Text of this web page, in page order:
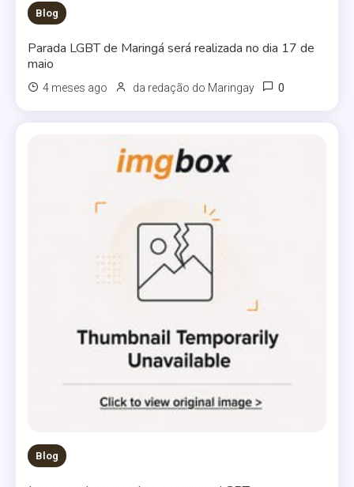
Blog
Parada LGBT de Maringá será realizada no dia 17 de
maio
4 meses ago da redação do Maringay 0
Blog